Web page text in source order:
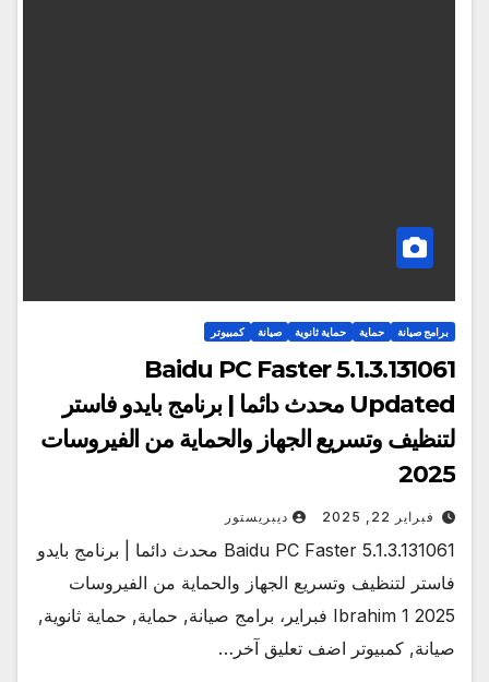
برامج صيانة حماية حماية ثانوية صيانة كمبيوتر
Baidu PC Faster 5.1.3.131061
Updated محدث دائما | برنامج بايدو فاستر
لتنظيف وتسريع الجهاز والحماية من الفيروسات
2025
فبراير 22, 2025 ديبريستور
Baidu PC Faster 5.1.3.131061 محدث دائما | برنامج بايدو
فاستر لتنظيف وتسريع الجهاز والحماية من الفيروسات
2025 Ibrahim 1 فبراير، برامج صيانة, حماية, حماية ثانوية,
صيانة, كمبيوتر اضف تعليق آخر…